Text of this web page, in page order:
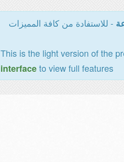
- للاستفادة من كافة المميزات
This is the light version of the
interfaceto view full features